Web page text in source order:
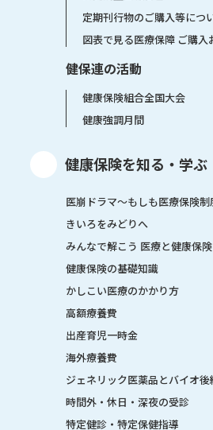
定期刊行物のご購入等につ
図表で見る医療保障 ご購入
健保連の活動
健康保険組合全国大会
健康強調月間
健康保険を知る・学ぶ
医崩ドラマ〜もしも医療保険
きいろをみどりへ
みんなで解こう 医療と健康保
健康保険の基礎知識
かしこい医療のかかり方
高額療養費
出産育児一時金
海外療養費
ジェネリック医薬品とバイオ後
時間外・休日・深夜の受診
特定健診・特定保健指導